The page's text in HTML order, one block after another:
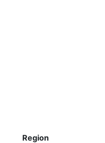
Region